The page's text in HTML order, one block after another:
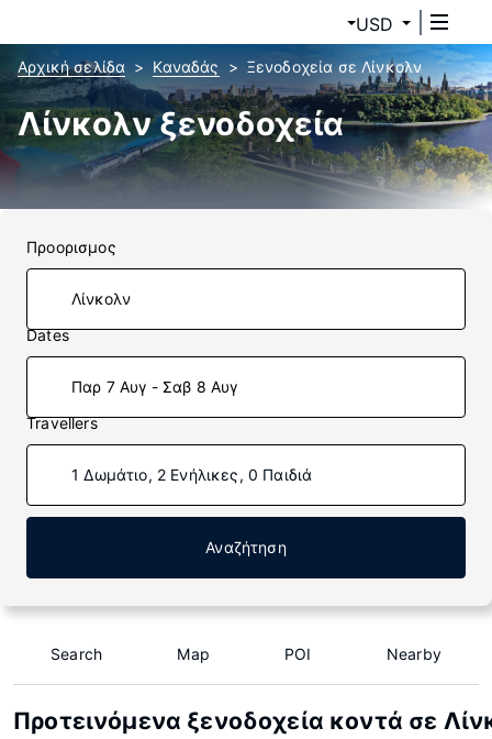
USD
Αρχική σελίδα Καναδάς Ξενοδοχεία σε Λίνκολν
Λίνκολν ξενοδοχεία
Προορισμος
Dates
Παρ 7 Αυγ - Σαβ 8 Αυγ
Travellers
1 Δωμάτιο, 2 Ενήλικες, 0 Παιδιά
Αναζήτηση
Search Map POI Nearby
Προτεινόμενα ξενοδοχεία κοντά σε